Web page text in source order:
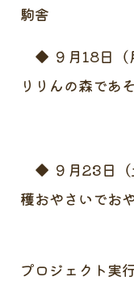
駒舎
◆ ９月18日（
りりんの森で
主催：
◆ ９月23日
穫おやさいでお
主催：
プロジェクト実